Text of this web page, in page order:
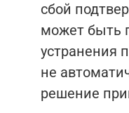
сбой
может быть
устранения
не
решение